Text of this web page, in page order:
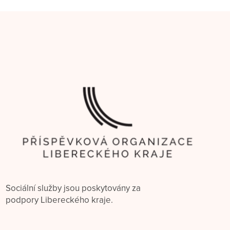
Sociální služby jsou poskytovány za
podpory Libereckého kraje.